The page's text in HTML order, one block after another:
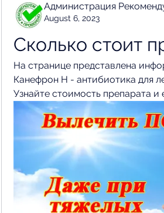
Администрация
August 6, 2023
Сколько стоит
На странице представлена
Канефрон Н - антибиотика для
Узнайте стоимость препарата и